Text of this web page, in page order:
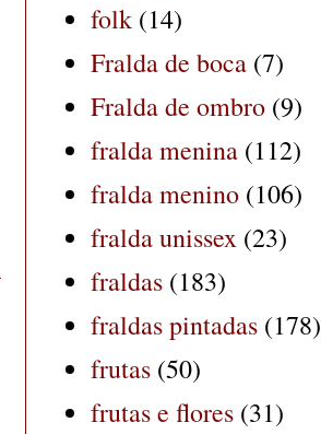
folk (14)
Fralda de boca (7)
Fralda de ombro (9)
fralda menina (112)
fralda menino (106)
fralda unissex (23)
fraldas (183)
fraldas pintadas (178)
frutas (50)
frutas e flores (31)